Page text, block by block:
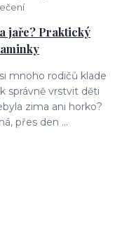
jaře? Praktický
mnoho rodičů klade
správně vrstvit děti
zima ani horko?
přes den ...